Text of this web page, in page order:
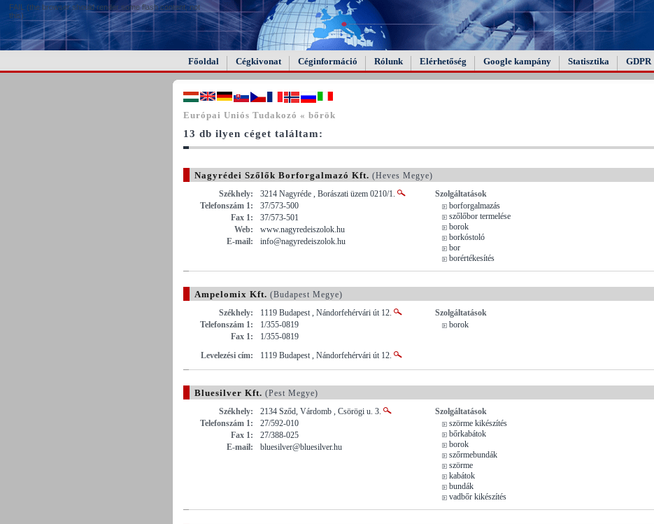
FAIL (the browser should render some flash content, not
this).
Főoldal Cégkivonat Céginformáció Rólunk Elérhetőség Google kampány Statisztika GDPR
Európai Uniós Tudakozó « bőrök
13 db ilyen céget találtam:
Nagyrédei Szőlők Borforgalmazó Kft. (Heves Megye)
Székhely:
3214 Nagyréde , Borászati üzem 0210/1.
Telefonszám 1:
37/573-500
Fax 1:
37/573-501
Web:
www.nagyredeiszolok.hu
E-mail:
info@nagyredeiszolok.hu
Szolgáltatások
borforgalmazás
szőlőbor termelése
borok
borkóstoló
bor
borértékesítés
Ampelomix Kft. (Budapest Megye)
Székhely:
1119 Budapest , Nándorfehérvári út 12.
Telefonszám 1:
1/355-0819
Fax 1:
1/355-0819
Levelezési cím:
1119 Budapest , Nándorfehérvári út 12.
Szolgáltatások
borok
Bluesilver Kft. (Pest Megye)
Székhely:
2134 Sződ, Várdomb , Csörögi u. 3.
Telefonszám 1:
27/592-010
Fax 1:
27/388-025
E-mail:
bluesilver@bluesilver.hu
Szolgáltatások
szörme kikészítés
bőrkabátok
borok
szőrmebundák
szörme
kabátok
bundák
vadbőr kikészítés